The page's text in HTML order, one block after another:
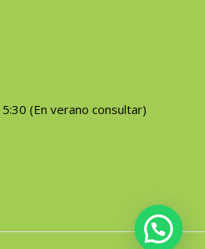
(En verano consultar)